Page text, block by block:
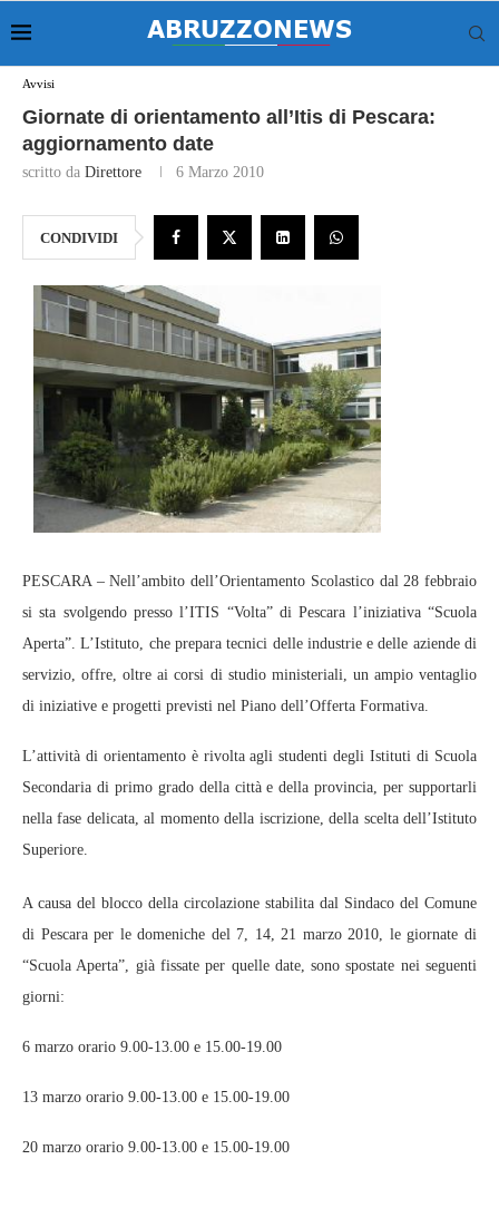
Avvisi
Giornate di orientamento all’Itis di Pescara:
aggiornamento date
scritto da Direttore 6 Marzo 2010
CONDIVIDI
PESCARA – Nell’ambito dell’Orientamento Scolastico dal 28 febbraio
si sta svolgendo presso l’ITIS “Volta” di Pescara l’iniziativa “Scuola
Aperta”. L’Istituto, che prepara tecnici delle industrie e delle aziende di
servizio, offre, oltre ai corsi di studio ministeriali, un ampio ventaglio
di iniziative e progetti previsti nel Piano dell’Offerta Formativa.
L’attività di orientamento è rivolta agli studenti degli Istituti di Scuola
Secondaria di primo grado della città e della provincia, per supportarli
nella fase delicata, al momento della iscrizione, della scelta dell’Istituto
Superiore.
A causa del blocco della circolazione stabilita dal Sindaco del Comune
di Pescara per le domeniche del 7, 14, 21 marzo 2010, le giornate di
“Scuola Aperta”, già fissate per quelle date, sono spostate nei seguenti
giorni:
6 marzo orario 9.00-13.00 e 15.00-19.00
13 marzo orario 9.00-13.00 e 15.00-19.00
20 marzo orario 9.00-13.00 e 15.00-19.00